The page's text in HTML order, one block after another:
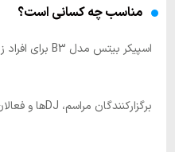
مناسب چه کسانی است؟
اسپیکر بیتس مدل B3 برای افراد زیر مناسب است:
برگزارکنندگان مراسم، DJها و فعالان موسیقی